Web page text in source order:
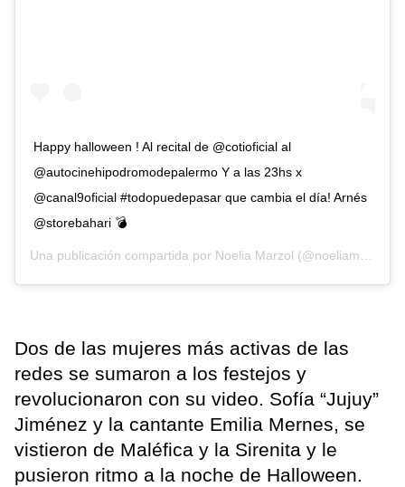
Happy halloween ! Al recital de @cotioficial al
@autocinehipodromodepalermo Y a las 23hs x
@canal9oficial #todopuedepasar que cambia el día! Arnés
@storebahari 💣
Una publicación compartida por Noelia Marzol (@noeliamarzolok) el
Dos de las mujeres más activas de las
redes se sumaron a los festejos y
revolucionaron con su video. Sofía “Jujuy”
Jiménez y la cantante Emilia Mernes, se
vistieron de Maléfica y la Sirenita y le
pusieron ritmo a la noche de Halloween.